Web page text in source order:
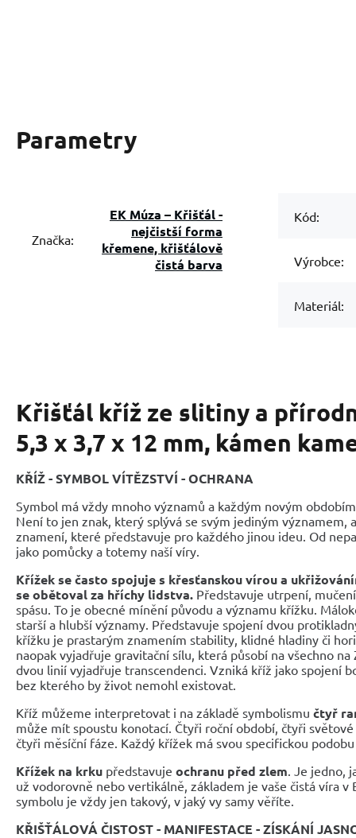
Parametry
Značka:
EK Múza – Křišťál -
nejčistší forma
křemene, křišťálově
čistá barva
Kód:
Výrobce:
Materiál:
Křišťál kříž ze slitiny a
5,3 x 3,7 x 12 mm, kámen
KŘÍŽ - SYMBOL VÍTĚZSTVÍ - OCHRANA
Symbol má vždy mnoho významů a každým novým
Není to jen znak, který splývá se svým jediným významem,
znamení, které představuje pro každého jinou ideu. Od
jako pomůcky a totemy naší víry.
Křížek se často spojuje s křesťanskou vírou a
se obětoval za hříchy lidstva. Představuje utrpení,
spásu. To je obecné mínění původu a významu křížku.
starší a hlubší významy. Představuje spojení dvou
křížku je prastarým znamením stability, klidné hladiny či
naopak vyjadřuje gravitační sílu, která působí na všechno
dvou linií vyjadřuje transcendenci. Vzniká kříž jako spojení
bez kterého by život nemohl existovat.
Kříž můžeme interpretovat i na základě symbolismu čtyř
může mít spoustu konotací. Čtyři roční období, čtyři
čtyři měsíční fáze. Každý křížek má svou specifickou
Křížek na krku představuje ochranu před zlem. Je jedno,
už vodorovně nebo vertikálně, základem je vaše čistá víra v
symbolu je vždy jen takový, v jaký vy samy věříte.
KŘIŠŤÁLOVÁ ČISTOST - MANIFESTACE - ZÍSKÁNÍ